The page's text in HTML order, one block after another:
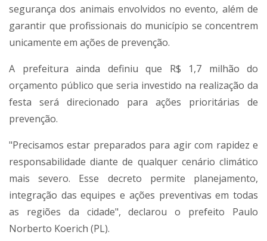
segurança dos animais envolvidos no evento, além de
garantir que profissionais do município se concentrem
unicamente em ações de prevenção.
A prefeitura ainda definiu que R$ 1,7 milhão do
orçamento público que seria investido na realização da
festa será direcionado para ações prioritárias de
prevenção.
"Precisamos estar preparados para agir com rapidez e
responsabilidade diante de qualquer cenário climático
mais severo. Esse decreto permite planejamento,
integração das equipes e ações preventivas em todas
as regiões da cidade", declarou o prefeito Paulo
Norberto Koerich (PL).